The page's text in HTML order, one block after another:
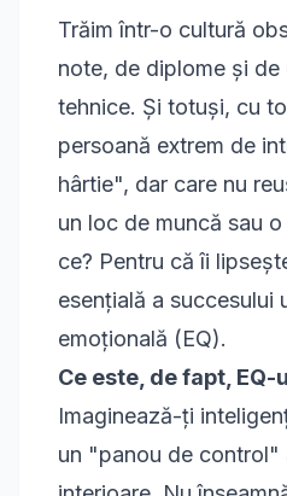
Trăim într-o cultură
note, de diplome și
tehnice. Și totuși, cu
persoană extrem de
hârtie", dar care nu
un loc de muncă sau
ce? Pentru că îi
esențială a succesului
emoțională (EQ).
Ce este, de fapt, EQ-
Imaginează-ți
un "panou de control"